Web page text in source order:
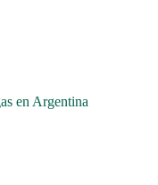
en Argentina